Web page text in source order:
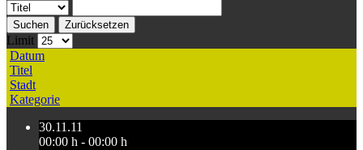
Suchen Zurücksetzen
Limit
Datum
Titel
Stadt
Kategorie
30.11.11
00:00 h - 00:00 h